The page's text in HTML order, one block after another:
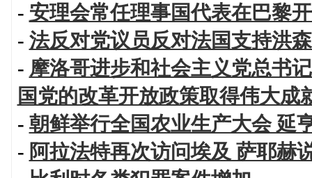
- 安理会常任理事国代表在巴黎
- 法反对党议员反对法国支持洪
- 摩洛哥进步和社会主义党总书
国党的改革开放政策取得伟大成
- 朝鲜举行全国农业生产大会 延
- 阿拉法特再次访问埃及 萨耶赫